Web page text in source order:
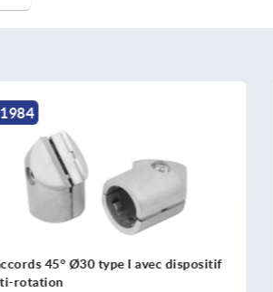
45° Ø30 type I avec dispositif